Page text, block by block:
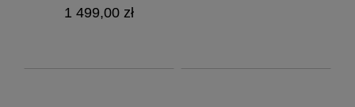
1 499,00 zł